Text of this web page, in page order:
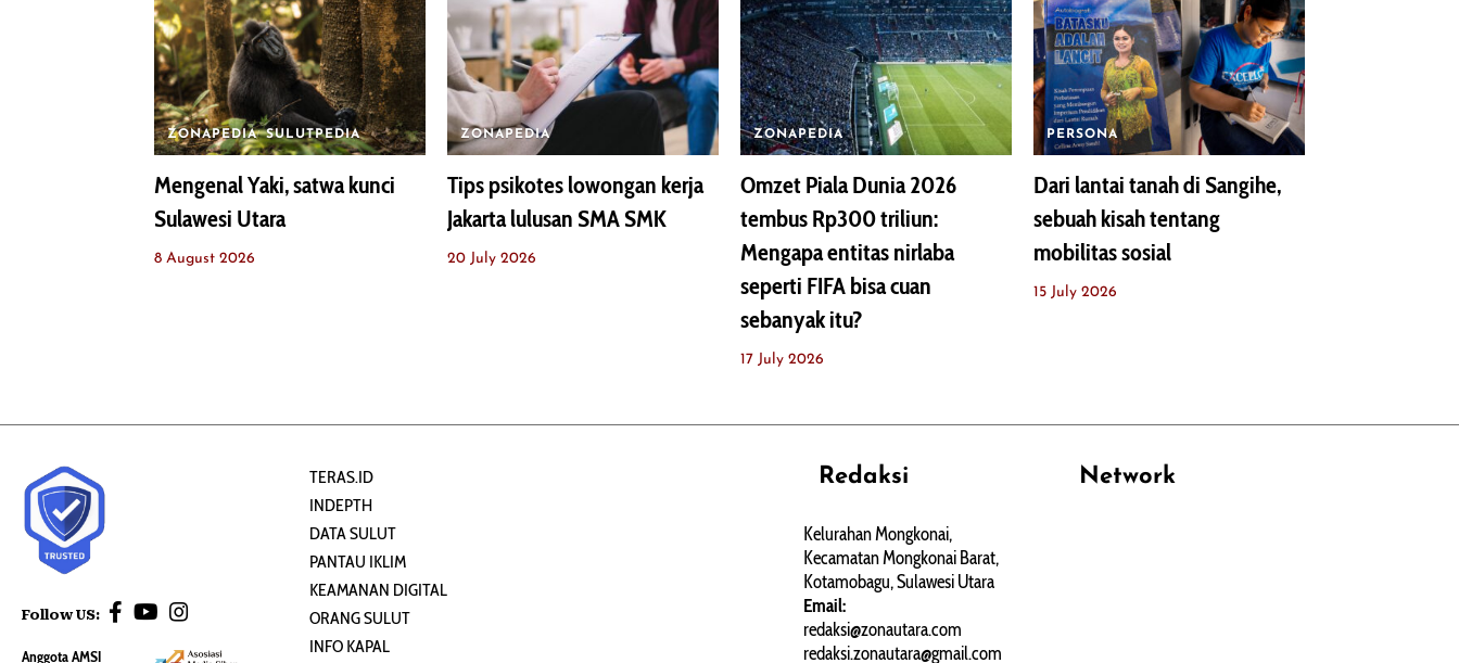
ZONAPEDIA SULUTPEDIA
Mengenal Yaki, satwa kunci
Sulawesi Utara
8 August 2026
ZONAPEDIA
Tips psikotes lowongan kerja
Jakarta lulusan SMA SMK
20 July 2026
ZONAPEDIA
Omzet Piala Dunia 2026
tembus Rp300 triliun:
Mengapa entitas nirlaba
seperti FIFA bisa cuan
sebanyak itu?
17 July 2026
PERSONA
Dari lantai tanah di Sangihe,
sebuah kisah tentang
mobilitas sosial
15 July 2026
Follow US:
Anggota AMSI
TERAS.ID
INDEPTH
DATA SULUT
PANTAU IKLIM
KEAMANAN DIGITAL
ORANG SULUT
INFO KAPAL
Redaksi
Kelurahan Mongkonai,
Kecamatan Mongkonai Barat,
Kotamobagu, Sulawesi Utara
Email:
redaksi@zonautara.com
redaksi.zonautara@gmail.com
Network